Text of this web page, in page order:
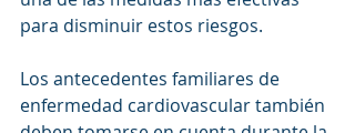
para disminuir estos riesgos.
Los antecedentes familiares de
enfermedad cardiovascular también